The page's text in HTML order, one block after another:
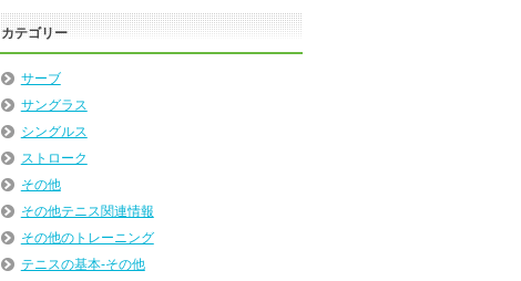
カテゴリー
サーブ
サングラス
シングルス
ストローク
その他
その他テニス関連情報
その他のトレーニング
テニスの基本-その他